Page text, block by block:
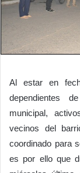
Al estar en
dependientes
municipal,
vecinos del
coordinado para
es por ello que